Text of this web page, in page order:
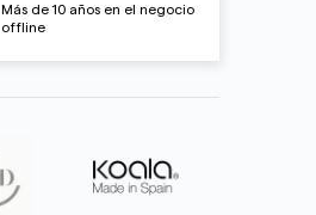
Más de 10 años en el negocio
offline